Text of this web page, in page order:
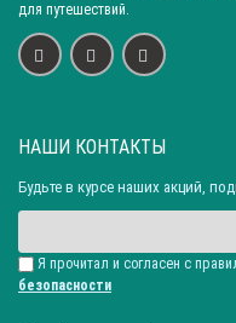
для путешествий.
НАШИ КОНТАКТЫ
Будьте в курсе наших акций,
Я прочитал и согласен с
безопасности